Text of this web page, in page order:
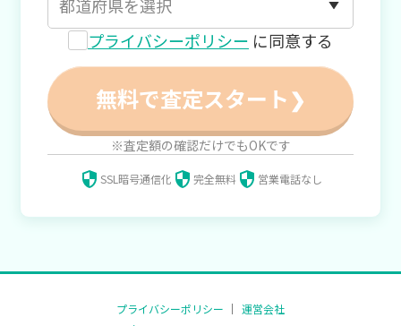
プライバシーポリシー に同意する
無料で査定スタート❯
※査定額の確認だけでもOKです
SSL暗号通信化 完全無料 営業電話なし
プライバシーポリシー 運営会社